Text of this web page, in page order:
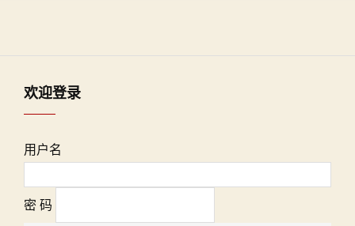
欢迎登录
用户名
密 码